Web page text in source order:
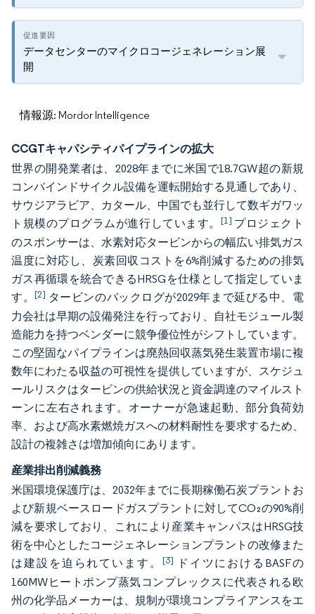
データセンターのマイクロコージェネレーション展
開
情報源: Mordor Intelligence
CCGTキャパシティパイプラインの拡大
世界の開発業者は、2028年までに米国で18.7GW超の新規
コンバインドサイクル設備を運転開始する見通しであり、
サウジアラビア、カタール、中国でも並行して数ギガワッ
ト規模のプログラムが進行しています。 [1] プロジェクト
のスポンサーは、水素対応タービンからの幅広い排気ガス
温度に対応し、炭素回収コストを6%削減するための排気
ガス再循環を統合できるHRSGを仕様として指定していま
す。[2] タービンのバックログが2029年まで延びる中、電
力会社は早期の設備発注を行っており、自社モジュール製
造能力を持つベンダーに競争優位性がシフトしています。
この堅固なパイプラインは廃熱回収蒸気発生装置市場に複
数年にわたる収益の可視性を提供していますが、スケジュ
ールリスクはタービンの供給状況と資金調達のマイルスト
ーンに左右されます。オーナーが急速起動、部分負荷効
率、および高水素燃焼ガスへの材料耐性を要求するため、
設計の複雑さは増加傾向にあります。
産業排出削減義務
米国環境保護庁は、2032年までに長期稼働石炭プラントお
よび新規ベースロードガスプラントに対してCO₂の90%削
減を要求しており、これにより産業キャンパスはHRSG技
術を中心としたコージェネレーションプラントの改修また
は建設を迫られています。 [3]
ドイツにおけるBASFの
160MWヒートポンプ蒸気コンプレックスに代表される欧
州の化学品メーカーは、規制が環境コンプライアンスをエ